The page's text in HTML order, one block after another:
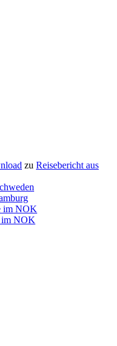
zu Reisebericht aus
im NOK
im NOK